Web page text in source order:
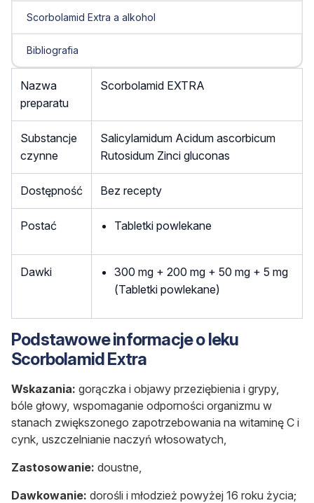
Scorbolamid Extra a alkohol
Bibliografia
Nazwa
preparatu
Scorbolamid EXTRA
Substancje
czynne
Salicylamidum Acidum ascorbicum
Rutosidum Zinci gluconas
Dostępność Bez recepty
Postać Tabletki powlekane
Dawki
300 mg + 200 mg + 50 mg + 5 mg
(Tabletki powlekane)
Podstawowe informacje o leku
Scorbolamid Extra
Wskazania: gorączka i objawy przeziębienia i grypy,
bóle głowy, wspomaganie odporności organizmu w
stanach zwiększonego zapotrzebowania na witaminę C i
cynk, uszczelnianie naczyń włosowatych,
Zastosowanie: doustne,
Dawkowanie: dorośli i młodzież powyżej 16 roku życia;